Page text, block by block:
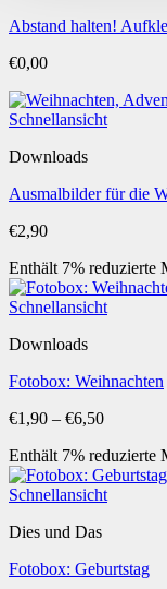
Abstand halten!
€0,00
Schnellansicht
Downloads
Ausmalbilder für die
€2,90
Enthält 7% reduzierte
Schnellansicht
Downloads
Fotobox: Weihnachten
€1,90 – €6,50
bis
€6,50
Enthält 7% reduzierte
Schnellansicht
Dies und Das
Fotobox: Geburtstag